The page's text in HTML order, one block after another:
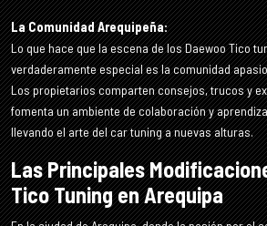
La Comunidad Arequipeña:
Lo que hace que la escena de los Daewoo Tico
verdaderamente especial es la comunidad
Los propietarios comparten consejos, trucos y
fomenta un ambiente de colaboración y
llevando el arte del car tuning a nuevas alturas.
Las Principales
Tico Tuning en Arequipa